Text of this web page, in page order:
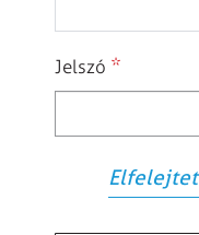
Jelszó *